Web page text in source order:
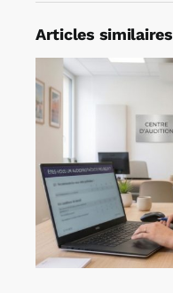
Articles similaires